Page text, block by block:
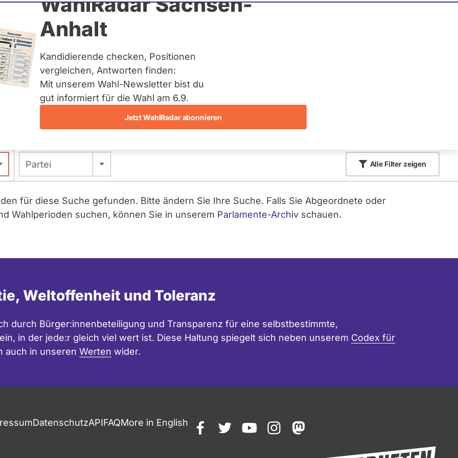
Anhalt
Kandidierende checken, Positionen
vergleichen, Antworten finden:
Mit unserem Wahl-Newsletter bist du
gut informiert für die Wahl am 6.9.
Jetzt WahlRadar abonnieren
Antworten
Wenden Sie sich bitte an den Administrator der Website.
und Kandidierenden
und bei Wahlen auch Kandidierende direkt und persönlich fragen. In den Profilen finden Sie
Ausschussmitgliedschaften und Nebentätigkeiten.
Partei
- Alle - AlleFilter zeigen
für diese Suche gefunden. Bitte ändern Sie Ihre Suche. Falls Sie Abgeordnete oder
Wahlperioden suchen, können Sie in unserem Parlamente-Archiv schauen.
Weltoffenheit und Toleranz
durch Bürger:innenbeteiligung und Transparenz für eine selbstbestimmte,
in der jede:r gleich viel wert ist. Diese Haltung spiegelt sich neben unserem Codex für
auch in unseren Werten wider.
DatenschutzAPIFAQMore in English
facebooktwitteryoutubeinstagrammastodon